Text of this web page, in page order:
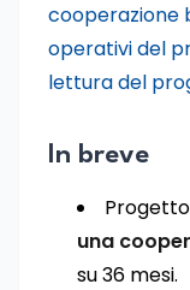
cooperazione
operativi del
lettura del
In breve
Progetto
una
su 36 mesi.